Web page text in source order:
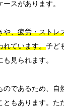
スがあります。
や、疲労・ストレ
れています。子ど
見られます。
のであるため、自
ともあります。た